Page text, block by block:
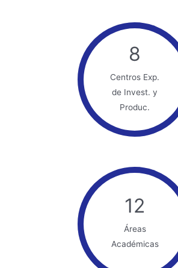
8
Centros Exp.
de Invest. y
Produc.
12
Áreas
Académicas